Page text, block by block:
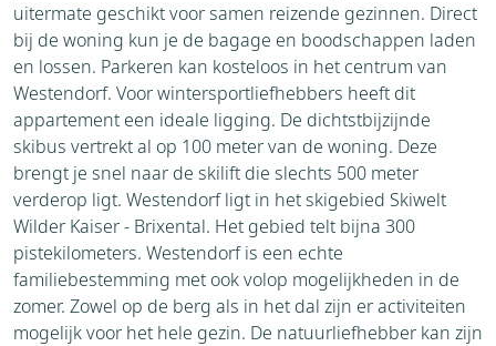
uitermate geschikt voor samen reizende gezinnen. Direct
bij de woning kun je de bagage en boodschappen laden
en lossen. Parkeren kan kosteloos in het centrum van
Westendorf. Voor wintersportliefhebbers heeft dit
appartement een ideale ligging. De dichtstbijzijnde
skibus vertrekt al op 100 meter van de woning. Deze
brengt je snel naar de skilift die slechts 500 meter
verderop ligt. Westendorf ligt in het skigebied Skiwelt
Wilder Kaiser - Brixental. Het gebied telt bijna 300
pistekilometers. Westendorf is een echte
familiebestemming met ook volop mogelijkheden in de
zomer. Zowel op de berg als in het dal zijn er activiteiten
mogelijk voor het hele gezin. De natuurliefhebber kan zijn